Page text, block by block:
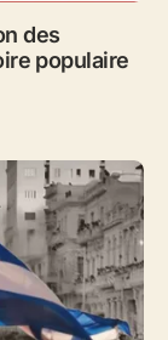
des
populaire